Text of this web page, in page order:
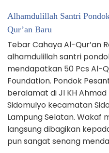
Alhamdulillah Santri
Qur’an Baru
Tebar Cahaya Al-Qur’an
alhamdulillah santri
mendapatkan 50 Pcs Al-
Foundation. Pondok
beralamat di Jl KH
Sidomulyo kecamatan
Lampung Selatan. Wakaf
langsung dibagikan
pun sangat senang